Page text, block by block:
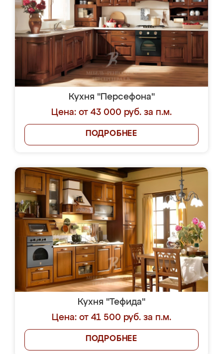
Кухня "Персефона"
Цена: от 43 000 руб. за п.м.
ПОДРОБНЕЕ
Кухня "Тефида"
Цена: от 41 500 руб. за п.м.
ПОДРОБНЕЕ